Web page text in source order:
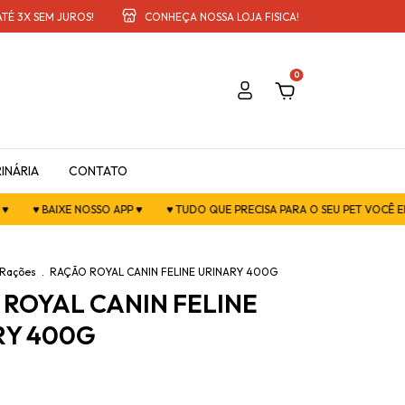
3X SEM JUROS! CONHEÇA NOSSA LOJA FISICA!
0
CONTATO
NOSSO APP ♥ ♥ TUDO QUE PRECISA PARA O SEU PET VOCÊ
Rações . RAÇÃO ROYAL CANIN FELINE URINARY 400G
CANIN FELINE
400G